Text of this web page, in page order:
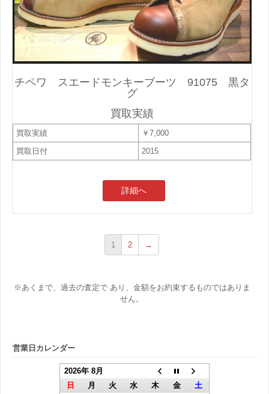
チペワ スエードモンキーブーツ 91075 黒タ
グ
買取実績
買取実績
￥7,000
買取日付
2015
詳細へ
1 2 →
※あくまで、過去の査定で あり、金額をお約束するものではありま
せん。
営業日カレンダー
2026年 8月
日
月 火 水 木 金
土